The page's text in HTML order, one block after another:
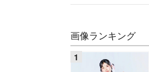
画像ランキング